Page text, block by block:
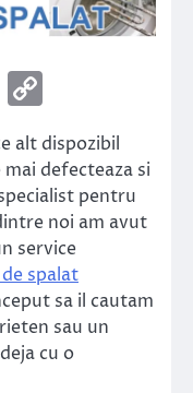
Email
Link
alt dispozibil
defecteaza si
pentru
noi am avut
service
spalat
sa il cautam
sau un
cu o